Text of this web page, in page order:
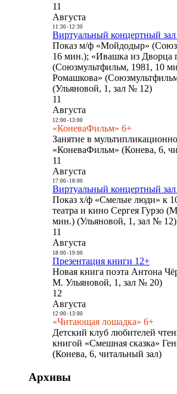
11
Августа
11:30- 12:30
Виртуальный концертный
Показ м/ф «Мойдодыр»
16 мин.); «Ивашка из Дворца
(Союзмультфильм, 1981, 10
Ромашкова»
(Ульяновой, 1, зал № 12)
11
Августа
12:00- 13:00
«КоневаФильм» 6+
Занятие в
«КоневаФильм» (Конева, 6,
11
Августа
17:00- 18:00
Виртуальный концертный
Показ х/ф «Смелые люди» к
театра и кино Сергея Гурзо
мин.) (Ульяновой, 1, зал № 12)
11
Августа
18:00- 19:00
Презентация книги 12+
Новая книга поэта Антона
М. Ульяновой, 1, зал № 20)
12
Августа
12:00- 13:00
«Читающая лошадка» 6+
Детский клуб любителей
книгой «Смешная сказка»
(Конева, 6, читальный зал)
Архивы